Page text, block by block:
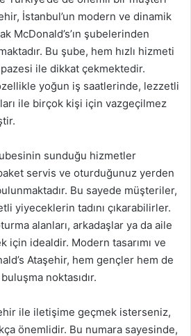
İstanbul’un modern ve dinamik
McDonald’s’ın şubelerinden
Bu şube, hem hızlı hizmeti
ile dikkat çekmektedir.
yoğun iş saatlerinde, lezzetli
ile birçok kişi için vazgeçilmez
sunduğu hizmetler
servis ve oturduğunuz yerden
Bu sayede müşteriler,
yiyeceklerin tadını çıkarabilirler.
alanları, arkadaşlar ya da aile
için idealdir. Modern tasarımı ve
Ataşehir, hem gençler hem de
noktasıdır.
ile iletişime geçmek isterseniz,
önemlidir. Bu numara sayesinde,